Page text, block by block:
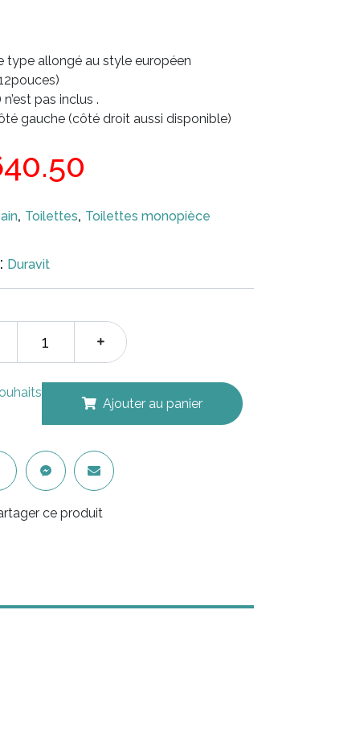
type allongé au style européen
pas inclus .
gauche (côté droit aussi disponible)
prix
$640.50.
, Toilettes, Toilettes monopièce
Duravit
Ajouter au panier
ce produit